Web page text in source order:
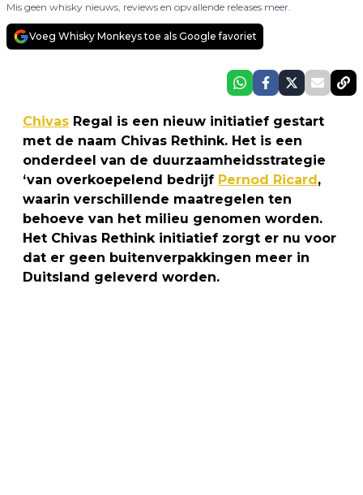
Mis geen whisky nieuws, reviews en opvallende releases meer.
Voeg Whisky Monkeys toe als Google favoriet
Chivas Regal is een nieuw initiatief gestart
met de naam Chivas Rethink. Het is een
onderdeel van de duurzaamheidsstrategie
‘van overkoepelend bedrijf Pernod Ricard ,
waarin verschillende maatregelen ten
behoeve van het milieu genomen worden.
Het Chivas Rethink initiatief zorgt er nu voor
dat er geen buitenverpakkingen meer in
Duitsland geleverd worden.